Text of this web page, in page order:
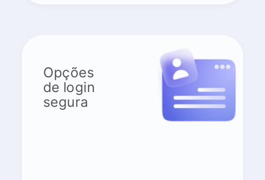
Opções
de login
segura